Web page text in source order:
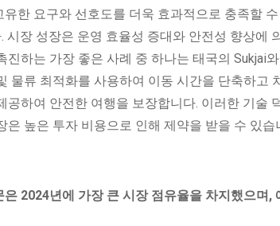
유한 요구와 선호도를 더욱 효과적으로 충족할
시장 성장은 운영 효율성 증대와 안전성 향상에
진하는 가장 좋은 사례 중 하나는 태국의 Sukjai
물류 최적화를 사용하여 이동 시간을 단축하고
공하여 안전한 여행을 보장합니다. 이러한 기술
은 높은 투자 비용으로 인해 제약을 받을 수 있습
은 2024년에 가장 큰 시장 점유율을 차지했으며